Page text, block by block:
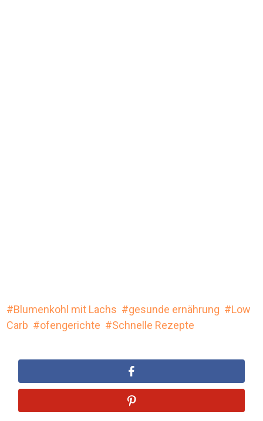
Blumenkohl mit Lachs gesunde ernährung
Low
Carb
ofengerichte Schnelle Rezepte